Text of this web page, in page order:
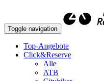
Toggle navigation
Top-Angebote
Click&Reserve
Alle
ATB